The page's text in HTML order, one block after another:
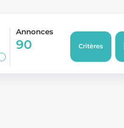
Annonces
90 Critères